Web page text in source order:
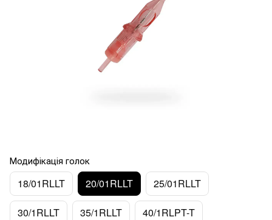
Модифікація голок
18/01RLLT 20/01RLLT 25/01RLLT
30/1RLLT 35/1RLLT 40/1RLPT-T